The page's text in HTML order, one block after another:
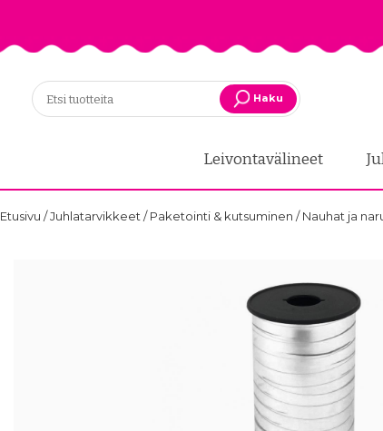
Haku
Leivontavälineet
Etusivu /Juhlatarvikkeet /Paketointi & kutsuminen /Nauhat ja